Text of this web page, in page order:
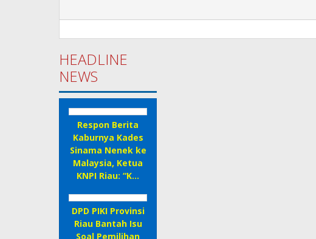
HEADLINE
NEWS
Respon Berita
Kaburnya Kades
Sinama Nenek ke
Malaysia, Ketua
KNPI Riau: “K…
DPD PIKI Provinsi
Riau Bantah Isu
Soal Pemilihan